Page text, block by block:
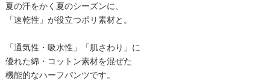
夏の汗をかく夏のシーズンに、
「速乾性」が役立つポリ素材と。
「通気性・吸水性」「肌さわり」に
優れた綿・コットン素材を混ぜた
機能的なハーフパンツです。